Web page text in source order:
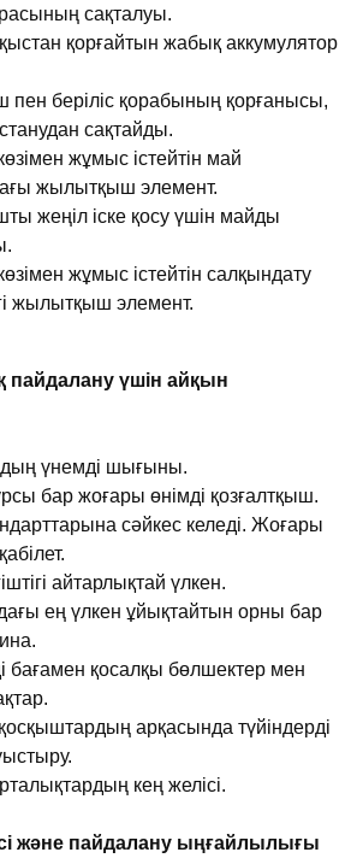
сақталуы.
қорғайтын жабық аккумулятор
пен беріліс қорабының қорғанысы,
сақтайды.
жұмыс істейтін май
жылытқыш элемент.
жеңіл іске қосу үшін майды
жұмыс істейтін салқындату
жылытқыш элемент.
үшін айқын
үнемді шығыны.
бар жоғары өнімді қозғалтқыш.
сәйкес келеді. Жоғары
айтарлықтай үлкен.
ең үлкен ұйықтайтын орны бар
бағамен қосалқы бөлшектер мен
арқасында түйіндерді
кең желісі.
және пайдалану ыңғайлылығы